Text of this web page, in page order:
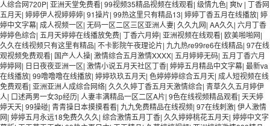
人综合网720P| 亚洲天堂免费看| 99视频35精品视频在线观看| 级情九色| 爽tv | 丁香网
五月天| 婷婷伊人视婷婷婷| 91操片| 99热这里只有精品13| 婷婷丁香五月在线播放| 婷
婷中文字幕| 成人视频一区| 无码一区二区三区亚洲人妻| 久久九网| AA久久| 六月丁香
婷婷色综合| 五月天婷婷在线播放免费| 丁香六月婷| 亚洲视频在线观看| 欧美啪啪网|
久久在线视频只有这里有精品| 不卡影院午夜理论片| 九九热re99re6在线精品| 97在线
观视频免费观看| 国产人人操| 激情综合五月激情XXXX| 五月婷婷无码| 五月丁香六月
婷婷网| 日日夜夜亚洲一区| 激情小说五月天社区丁香| 婷婷五月精品中文字幕| 最新va
在线播放| 99噜噜噜在线播放| 婷婷玖玖五月天| 色婷婷婷综合五月天| 成人短视频在线
免费观看| 亚洲亚洲人成综合网络| 久久久婷丁香五月天激情综合| 青草久久五月婷伊
人| 口述两男一女3p经历| 人妻丰满精品一区二区A片| 9色在线视频精品观看| 天天婷
婷天天| 99操碰| 青青操日本摸摸看看| 九九免费精品在线视频| 97在线刺激| 伊人激情
网| 婷婷五月永远18免费久久久| 综合激情五月丁香| 久久婷婷桃花五月天| 婷婷中文字